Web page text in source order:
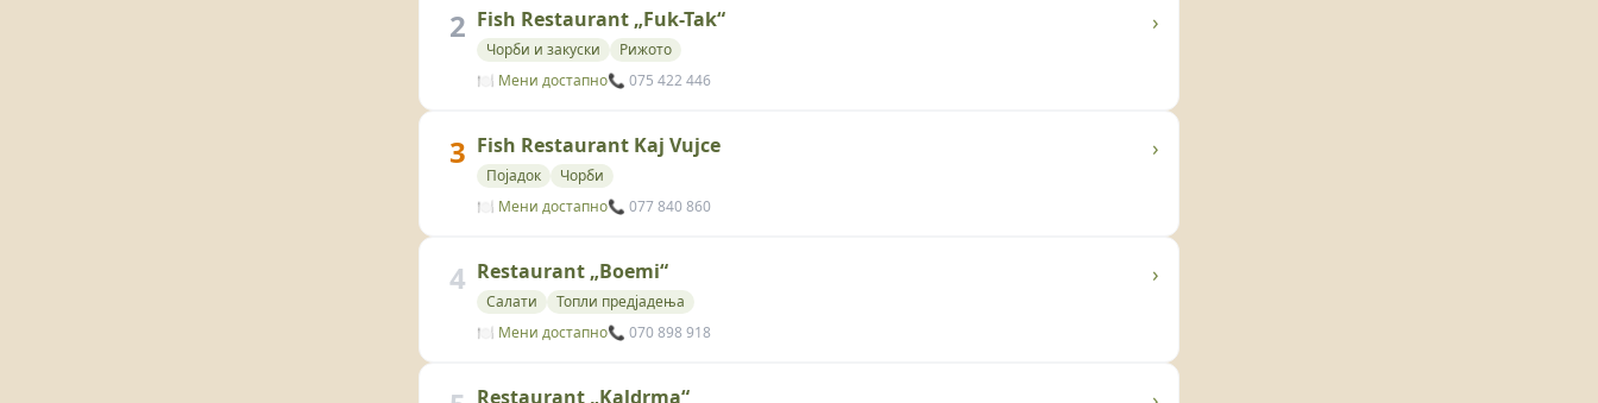
2 Fish Restaurant „Fuk-Tak“
Чорби и закуски
Рижото
🍽️ Мени достапно📞 075 422 446
›
3 Fish Restaurant Kaj Vujce
Појадок
Чорби
🍽️ Мени достапно📞 077 840 860
›
4 Restaurant „Boemi“
Салати
Топли предјадења
🍽️ Мени достапно📞 070 898 918
›
Restaurant „Kaldrma“